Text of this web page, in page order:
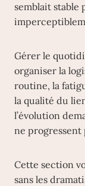
semblait stable
Gérer le
organiser la
routine, la
la qualité du
l’évolution
ne progressent
Cette section
sans les